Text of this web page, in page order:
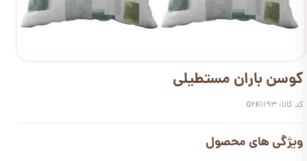
کوسن باران مستطیلی
کد کالا: Q2K1193
ویژگی های محصول